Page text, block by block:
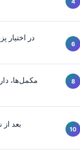
مکمل‌ها،
بعد از